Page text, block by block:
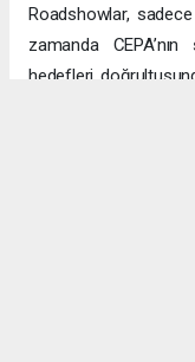
Roadshowlar, sadece
zamanda
hedefleri